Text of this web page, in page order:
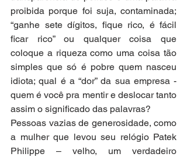
proibida porque foi suja, contaminada;
“ganhe sete dígitos, fique rico, é fácil
ficar rico” ou qualquer coisa que
coloque a riqueza como uma coisa tão
simples que só é pobre quem nasceu
idiota; qual é a “dor” da sua empresa -
quem é você pra mentir e deslocar tanto
assim o significado das palavras?
Pessoas vazias de generosidade, como
a mulher que levou seu relógio Patek
Philippe – velho, um verdadeiro